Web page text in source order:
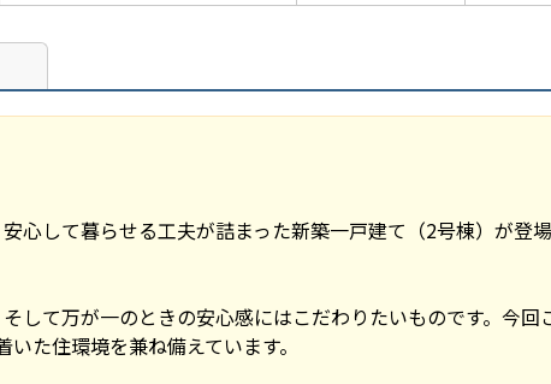
心して暮らせる工夫が詰まった新築一戸建て（2号棟）が登
して万が一のときの安心感にはこだわりたいものです。今回
た住環境を兼ね備えています。